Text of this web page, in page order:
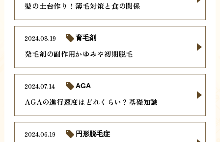
髪の土台作り！薄毛対策と食の関係
発毛剤の副作用かゆみや初期脱毛
2024.08.19 育毛剤
AGAの進行速度はどれくらい？基礎知識
2024.07.14 AGA
2024.06.19 円形脱毛症